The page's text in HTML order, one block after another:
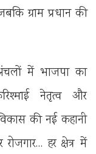
ग्राम प्रधान की
में भाजपा का
नेतृत्व और
की नई कहानी
हर क्षेत्र में